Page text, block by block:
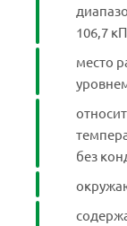
106,7
место
без